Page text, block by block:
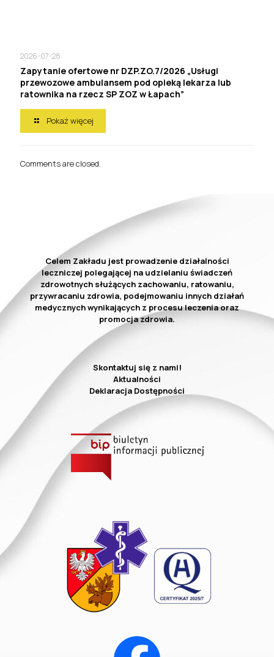
2026-07-28
Zapytanie ofertowe nr DZP.ZO.7/2026 „Usługi
przewozowe ambulansem pod opieką lekarza lub
ratownika na rzecz SP ZOZ w Łapach”
Pokaż więcej
Comments are closed.
Celem Zakładu jest prowadzenie działalności
leczniczej polegającej na udzielaniu świadczeń
zdrowotnych służących zachowaniu, ratowaniu,
przywracaniu zdrowia, podejmowaniu innych działań
medycznych wynikających z procesu leczenia oraz
promocja zdrowia.
Skontaktuj się z nami!
Aktualności
Deklaracja Dostępności